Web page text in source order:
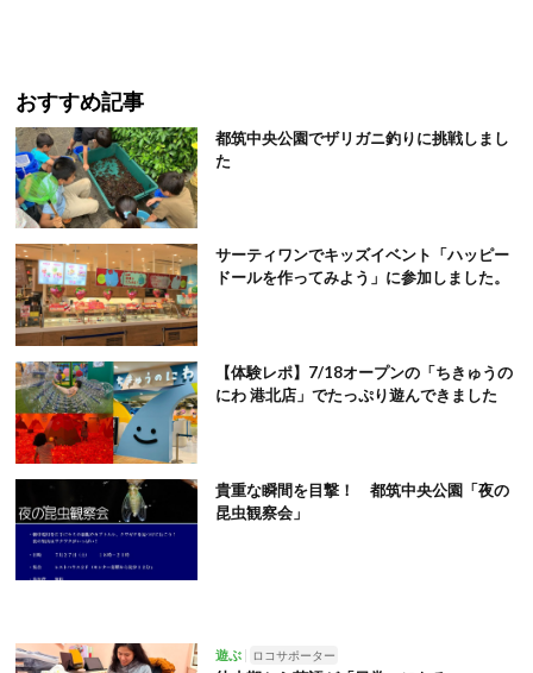
おすすめ記事
都筑中央公園でザリガニ釣りに挑戦しまし
た
サーティワンでキッズイベント「ハッピー
ドールを作ってみよう」に参加しました。
【体験レポ】7/18オープンの「ちきゅうの
にわ 港北店」でたっぷり遊んできました
貴重な瞬間を目撃！ 都筑中央公園「夜の
昆虫観察会」
遊ぶ ロコサポーター